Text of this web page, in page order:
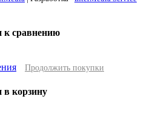
к сравнению
Продолжить покупки
в корзину